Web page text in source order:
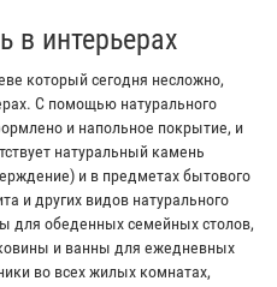
в интерьерах
который сегодня несложно,
С помощью натурального
и напольное покрытие, и
натуральный камень
и в предметах бытового
и других видов натурального
для обеденных семейных столов,
и ванны для ежедневных
во всех жилых комнатах,